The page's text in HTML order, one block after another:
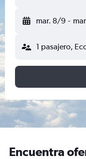
mar. 8/9 -
1 pasajero,
Encuentra